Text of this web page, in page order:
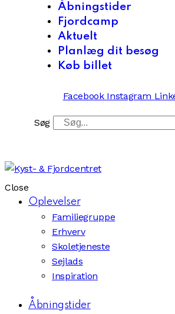
Åbningstider
Fjordcamp
Aktuelt
Planlæg dit besøg
Køb billet
Facebook Instagram
Søg
Close
Oplevelser
Familiegruppe
Erhverv
Skoletjeneste
Sejlads
Inspiration
Åbningstider